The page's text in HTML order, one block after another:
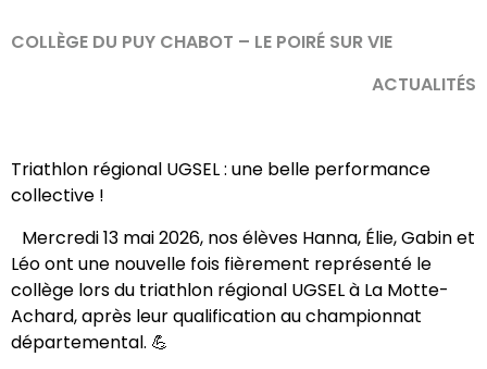
COLLÈGE DU PUY CHABOT – LE POIRÉ SUR VIE
ACTUALITÉS
Triathlon régional UGSEL : une belle performance
collective !
Mercredi 13 mai 2026, nos élèves Hanna, Élie, Gabin et
Léo ont une nouvelle fois fièrement représenté le
collège lors du triathlon régional UGSEL à La Motte-
Achard, après leur qualification au championnat
départemental. 💪